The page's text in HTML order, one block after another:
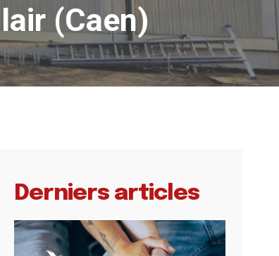
(Caen)
Derniers articles